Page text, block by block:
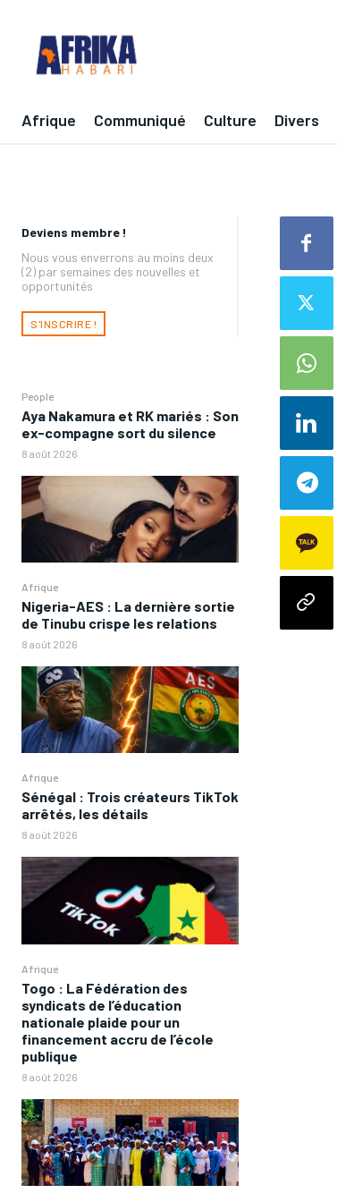
Afrique Communiqué Culture Divers
Deviens membre !
Nous vous enverrons au moins deux
(2) par semaines des nouvelles et
opportunités
S'INSCRIRE !
People
Aya Nakamura et RK mariés : Son
ex-compagne sort du silence
8 août 2026
Afrique
Nigeria-AES : La dernière sortie
de Tinubu crispe les relations
8 août 2026
Afrique
Sénégal : Trois créateurs TikTok
arrêtés, les détails
8 août 2026
Afrique
Togo : La Fédération des
syndicats de l’éducation
nationale plaide pour un
financement accru de l’école
publique
8 août 2026